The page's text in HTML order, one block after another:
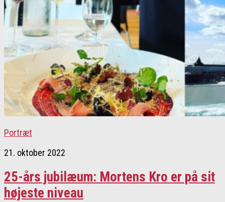
Portræt
21. oktober 2022
25-års jubilæum: Mortens Kro er på sit
højeste niveau